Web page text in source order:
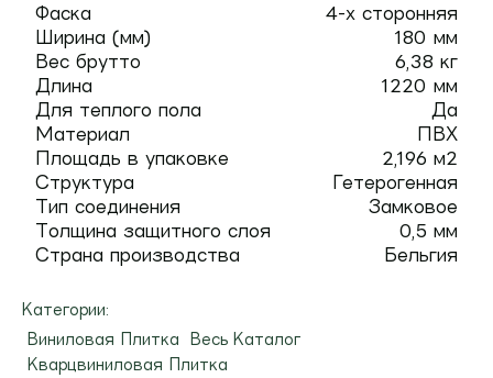
Фаска
4-х сторонняя
Ширина (мм)
180 мм
Вес брутто
6,38 кг
Длина
1220 мм
Для теплого пола
Да
Материал
ПВХ
Площадь в упаковке
2,196 м2
Структура
Гетерогенная
Тип соединения
Замковое
Толщина защитного слоя
0,5 мм
Страна производства
Бельгия
Категории:
Виниловая Плитка
Весь Каталог
Кварцвиниловая Плитка